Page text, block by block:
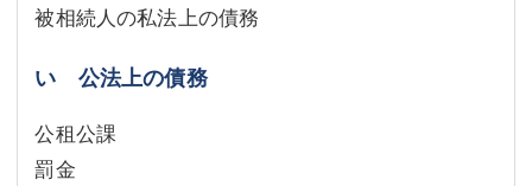
被相続人の私法上の債務
い 公法上の債務
公租公課
罰金